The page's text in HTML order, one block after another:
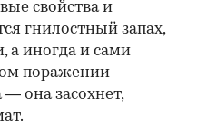
свойства и
гнилостный запах,
а иногда и сами
поражении
— она засохнет,